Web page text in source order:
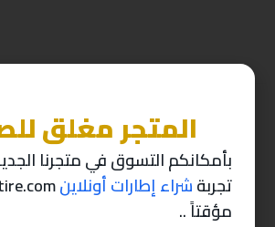
منتجات ذات
-10%
المتجر مغلق
بأمكانكم التسوق في متجرنا
تجربةشراء إطارات أونلاين
مؤقتاً ..